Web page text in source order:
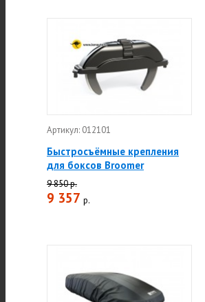
Артикул: 012101
Быстросъёмные крепления
для боксов Broomer
9 850 р.
9 357 р.